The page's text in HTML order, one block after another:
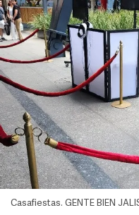
Casafiestas. GENTE BIEN